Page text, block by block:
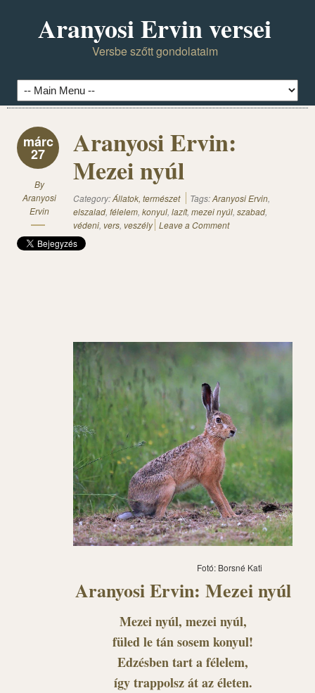
Aranyosi Ervin versei
Versbe szőtt gondolataim
márc
27
By
Aranyosi
Ervin
Aranyosi Ervin:
Mezei nyúl
Category:Állatok, természet Tags:Aranyosi Ervin,
elszalad, félelem, konyul, lazít, mezei nyúl, szabad,
védeni, vers, veszély Leave a Comment
Fotó: Borsné Kati
Aranyosi Ervin: Mezei nyúl
Mezei nyúl, mezei nyúl,
füled le tán sosem konyul!
Edzésben tart a félelem,
így trappolsz át az életen.